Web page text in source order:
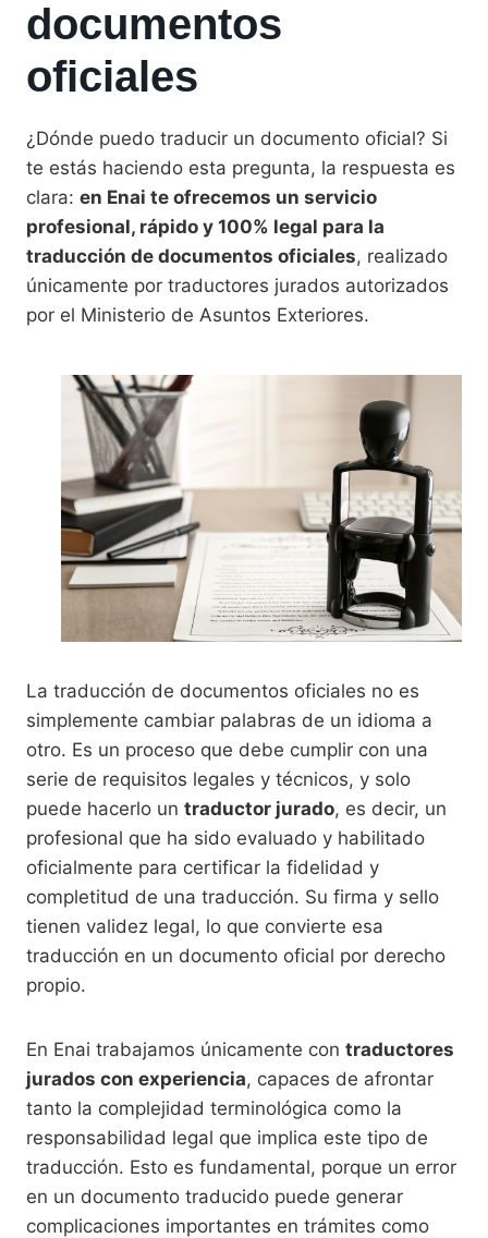
documentos
oficiales
¿Dónde puedo traducir un documento oficial? Si
te estás haciendo esta pregunta, la respuesta es
clara: en Enai te ofrecemos un servicio
profesional, rápido y 100% legal para la
traducción de documentos oficiales, realizado
únicamente por traductores jurados autorizados
por el Ministerio de Asuntos Exteriores.
La traducción de documentos oficiales no es
simplemente cambiar palabras de un idioma a
otro. Es un proceso que debe cumplir con una
serie de requisitos legales y técnicos, y solo
puede hacerlo un traductor jurado, es decir, un
profesional que ha sido evaluado y habilitado
oficialmente para certificar la fidelidad y
completitud de una traducción. Su firma y sello
tienen validez legal, lo que convierte esa
traducción en un documento oficial por derecho
propio.
En Enai trabajamos únicamente con traductores
jurados con experiencia, capaces de afrontar
tanto la complejidad terminológica como la
responsabilidad legal que implica este tipo de
traducción. Esto es fundamental, porque un error
en un documento traducido puede generar
complicaciones importantes en trámites como